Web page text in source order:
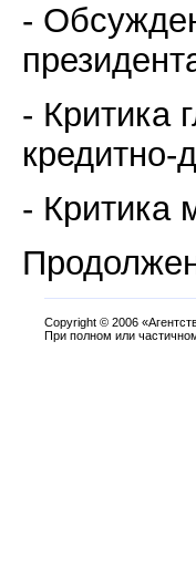
-
- Критика
- Критика
Copyright © 2006
При полном или